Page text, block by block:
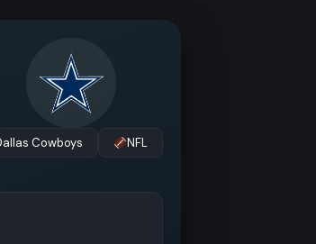
Cowboys NFL